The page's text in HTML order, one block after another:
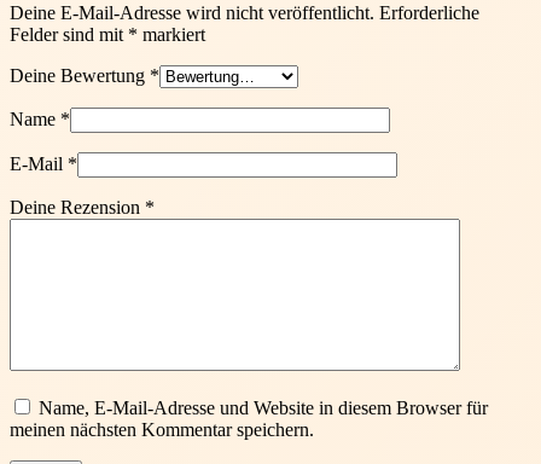
Deine E-Mail-Adresse wird nicht veröffentlicht. Erforderliche
Felder sind mit * markiert
Deine Bewertung *
Name *
E-Mail *
Deine Rezension *
Name, E-Mail-Adresse und Website in diesem Browser für
meinen nächsten Kommentar speichern.